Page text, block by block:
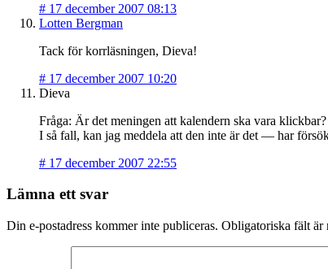
# 17 december 2007 08:13
Lotten Bergman
Tack för korrläsningen, Dieva!
# 17 december 2007 10:20
Dieva
Fråga: Är det meningen att kalendern ska vara klickbar?
I så fall, kan jag meddela att den inte är det — har
# 17 december 2007 22:55
Lämna ett svar
Din e-postadress kommer inte publiceras. Obligatoriska fält är